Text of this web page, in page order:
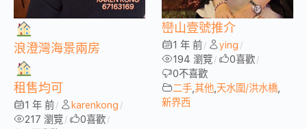
浪澄灣海景兩房
租售均可
1 年 前 / karenkong /
217 瀏覽 / 0喜歡 /
巒山壹號推介
1 年 前 / ying /
194 瀏覽 / 0喜歡 /
0不喜歡
二手 其他 天水圍/洪水橋
新界西